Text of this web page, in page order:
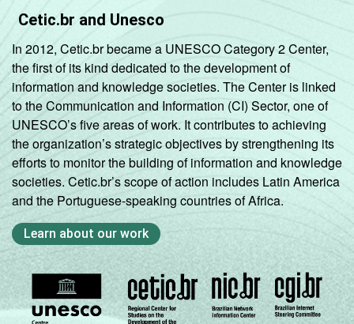
Cetic.br and Unesco
In 2012, Cetic.br became a UNESCO Category 2 Center,
the first of its kind dedicated to the development of
information and knowledge societies. The Center is linked
to the Communication and Information (CI) Sector, one of
UNESCO’s five areas of work. It contributes to achieving
the organization’s strategic objectives by strengthening its
efforts to monitor the building of information and knowledge
societies. Cetic.br’s scope of action includes Latin America
and the Portuguese-speaking countries of Africa.
Learn about our work